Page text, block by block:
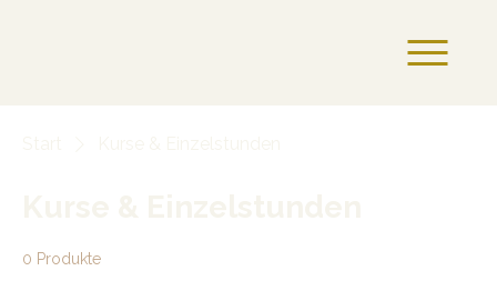
0 Produkte